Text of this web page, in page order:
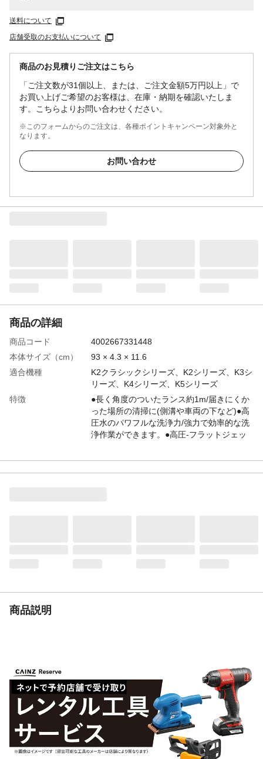
送料について
店舗受取のお支払いについて
商品のお見積りご注文はこちら
「ご注文数が31個以上、または、ご注文金額5万円以上」で
お買い上げご希望のお客様は、在庫・納期を確認いたしま
す。こちらよりお問い合わせください。
※このフォームからのご注文は、各種ポイントキャンペーン対象外と
なります。
お問い合わせ
商品の詳細
商品コード
4002667331448
本体サイズ（cm）
93 × 4.3 × 11.6
適合機種
K2クラシックシリーズ、K2シリーズ、K3シ
リーズ、K4シリーズ、K5シリーズ
特徴
●長く角度のついたランス約1m/届きにくか
った場所の清掃に(側溝や車両の下など)●高
圧水のパワフルな洗浄力/強力で効率的な洗
浄作業ができます。●高圧-フラットジェッ
用途
●車両の下回りの掃除 ●届きにくい場所の
清掃 ●ゴミ箱の掃除 ●貯水タンクの掃
使用方法
対応する高圧洗浄機のガンに取り付けをし
吐出圧力（MPa）
使用製品スペックに準ずる
最大吐出量
使用製品スペックに準ずる
商品説明